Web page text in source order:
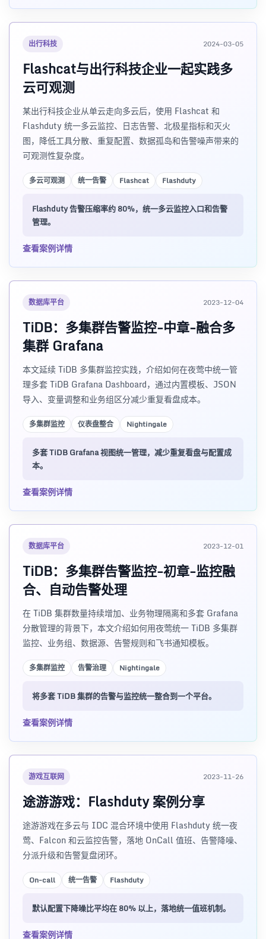
出行科技 2024-03-05
Flashcat与出行科技企业一起实践多
云可观测
某出行科技企业从单云走向多云后，使用 Flashcat 和
Flashduty 统一多云监控、日志告警、北极星指标和灭火
图，降低工具分散、重复配置、数据孤岛和告警噪声带来的
可观测性复杂度。
多云可观测 统一告警 Flashcat Flashduty
Flashduty 告警压缩率约 80%，统一多云监控入口和告警
管理。
查看案例详情
数据库平台 2023-12-04
TiDB：多集群告警监控-中章-融合多
集群 Grafana
本文延续 TiDB 多集群监控实践，介绍如何在夜莺中统一管
理多套 TiDB Grafana Dashboard，通过内置模板、JSON
导入、变量调整和业务组区分减少重复看盘成本。
多集群监控 仪表盘整合 Nightingale
多套 TiDB Grafana 视图统一管理，减少重复看盘与配置成
本。
查看案例详情
数据库平台 2023-12-01
TiDB：多集群告警监控-初章-监控融
合、自动告警处理
在 TiDB 集群数量持续增加、业务物理隔离和多套 Grafana
分散管理的背景下，本文介绍如何用夜莺统一 TiDB 多集群
监控、业务组、数据源、告警规则和飞书通知模板。
多集群监控 告警治理 Nightingale
将多套 TiDB 集群的告警与监控统一整合到一个平台。
查看案例详情
游戏互联网 2023-11-26
途游游戏：Flashduty 案例分享
途游游戏在多云与 IDC 混合环境中使用 Flashduty 统一夜
莺、Falcon 和云监控告警，落地 OnCall 值班、告警降噪、
分派升级和告警复盘闭环。
On-call 统一告警 Flashduty
默认配置下降噪比平均在 80% 以上，落地统一值班机制。
查看案例详情